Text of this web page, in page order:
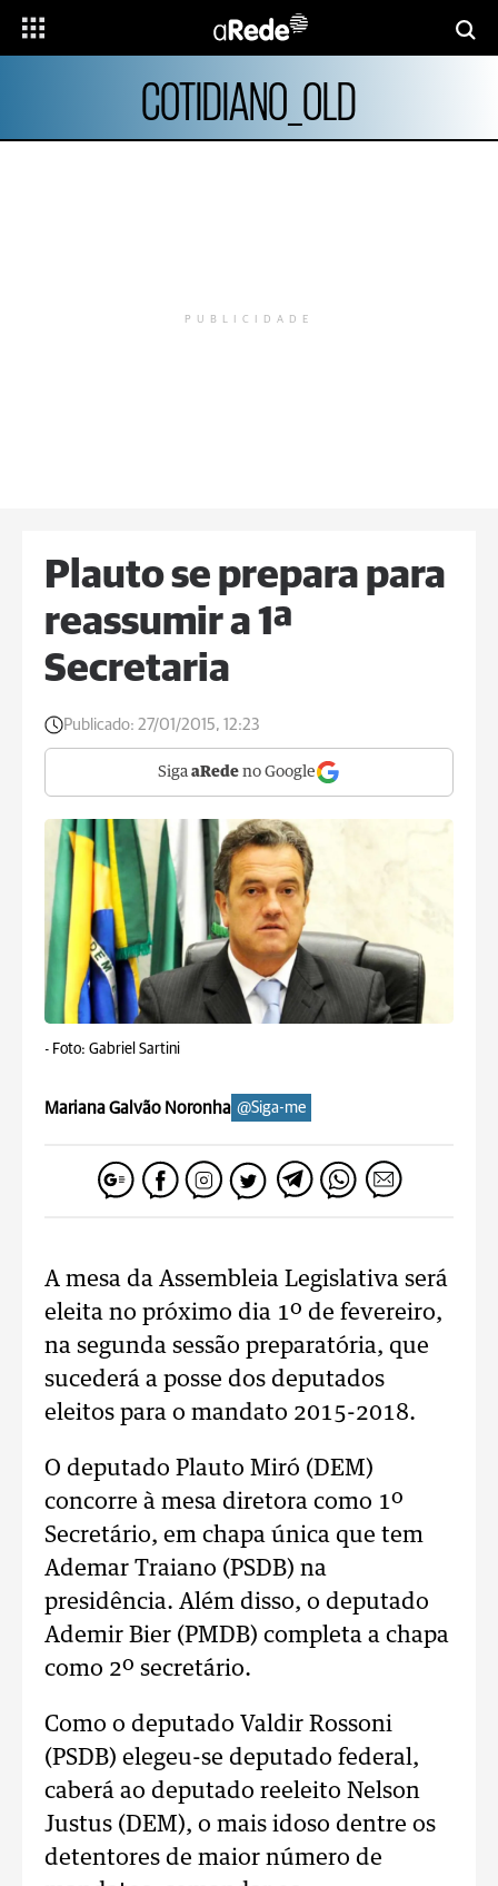
COTIDIANO_OLD
PUBLICIDADE
Plauto se prepara para
reassumir a 1ª
Secretaria
Publicado: 27/01/2015, 12:23
Siga aRede no Google
- Foto: Gabriel Sartini
Mariana Galvão Noronha @Siga-me
A mesa da Assembleia Legislativa será
eleita no próximo dia 1º de fevereiro,
na segunda sessão preparatória, que
sucederá a posse dos deputados
eleitos para o mandato 2015-2018.
O deputado Plauto Miró (DEM)
concorre à mesa diretora como 1º
Secretário, em chapa única que tem
Ademar Traiano (PSDB) na
presidência. Além disso, o deputado
Ademir Bier (PMDB) completa a chapa
como 2º secretário.
Como o deputado Valdir Rossoni
(PSDB) elegeu-se deputado federal,
caberá ao deputado reeleito Nelson
Justus (DEM), o mais idoso dentre os
detentores de maior número de